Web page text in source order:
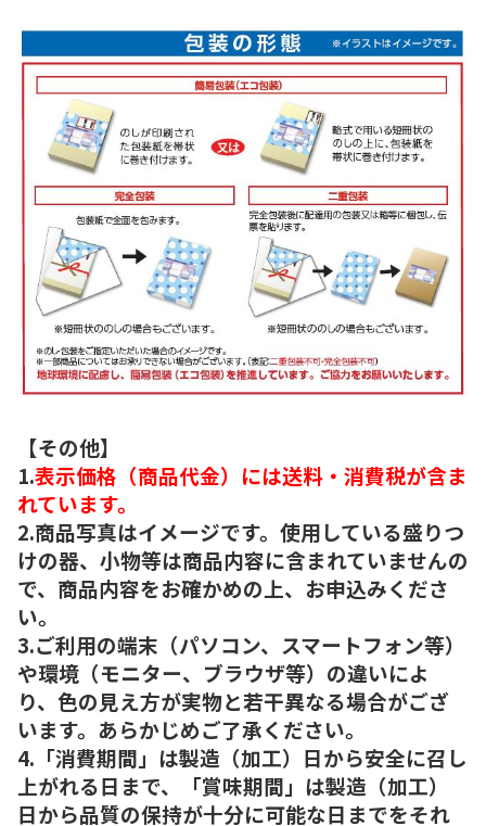
【その他】
1.表示価格（商品代金）には送料・消費税が含ま
れています。
2.商品写真はイメージです。使用している盛りつ
けの器、小物等は商品内容に含まれていませんの
で、商品内容をお確かめの上、お申込みくださ
い。
3.ご利用の端末（パソコン、スマートフォン等）
や環境（モニター、ブラウザ等）の違いによ
り、色の見え方が実物と若干異なる場合がござ
います。あらかじめご了承ください。
4.「消費期間」は製造（加工）日から安全に召し
上がれる日まで、「賞味期間」は製造（加工）
日から品質の保持が十分に可能な日までをそれ